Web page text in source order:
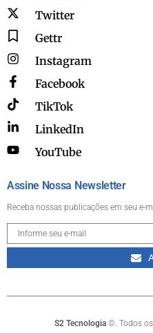
Twitter
Gettr
Instagram
Facebook
TikTok
LinkedIn
YouTube
Assine Nossa Newsletter
Receba nossas publicações em seu e-
S2 Tecnologia ©. Todos